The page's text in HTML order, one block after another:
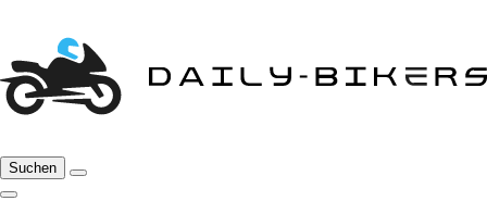
Suchen